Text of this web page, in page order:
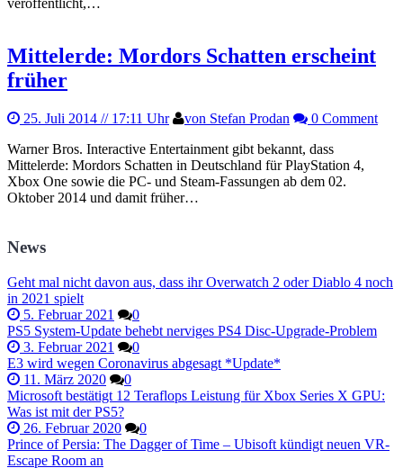
veröffentlicht,…
Mittelerde: Mordors Schatten erscheint
früher
25. Juli 2014 // 17:11 Uhr von Stefan Prodan
0 Comment
Warner Bros. Interactive Entertainment gibt bekannt, dass
Mittelerde: Mordors Schatten in Deutschland für PlayStation 4,
Xbox One sowie die PC- und Steam-Fassungen ab dem 02.
Oktober 2014 und damit früher…
News
Geht mal nicht davon aus, dass ihr Overwatch 2 oder Diablo 4 noch
in 2021 spielt
5. Februar 2021
0
PS5 System-Update behebt nerviges PS4 Disc-Upgrade-Problem
3. Februar 2021
0
E3 wird wegen Coronavirus abgesagt *Update*
11. März 2020
0
Microsoft bestätigt 12 Teraflops Leistung für Xbox Series X GPU:
Was ist mit der PS5?
26. Februar 2020
0
Prince of Persia: The Dagger of Time – Ubisoft kündigt neuen VR-
Escape Room an